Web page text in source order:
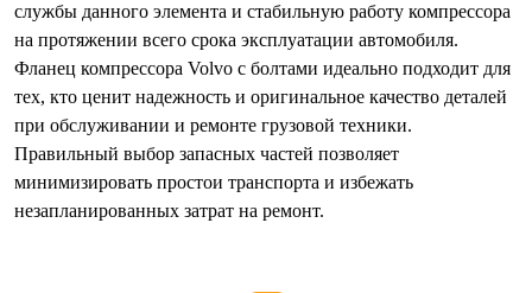
службы данного элемента и стабильную работу компрессора
на протяжении всего срока эксплуатации автомобиля.
Фланец компрессора Volvo с болтами идеально подходит для
тех, кто ценит надежность и оригинальное качество деталей
при обслуживании и ремонте грузовой техники.
Правильный выбор запасных частей позволяет
минимизировать простои транспорта и избежать
незапланированных затрат на ремонт.